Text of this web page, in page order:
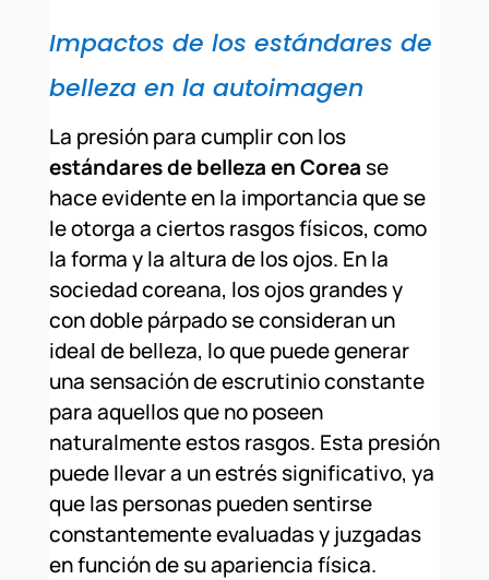
Impactos de los estándares de
belleza en la autoimagen
La presión para cumplir con los
estándares de belleza en Corea se
hace evidente en la importancia que se
le otorga a ciertos rasgos físicos, como
la forma y la altura de los ojos. En la
sociedad coreana, los ojos grandes y
con doble párpado se consideran un
ideal de belleza, lo que puede generar
una sensación de escrutinio constante
para aquellos que no poseen
naturalmente estos rasgos. Esta presión
puede llevar a un estrés significativo, ya
que las personas pueden sentirse
constantemente evaluadas y juzgadas
en función de su apariencia física.